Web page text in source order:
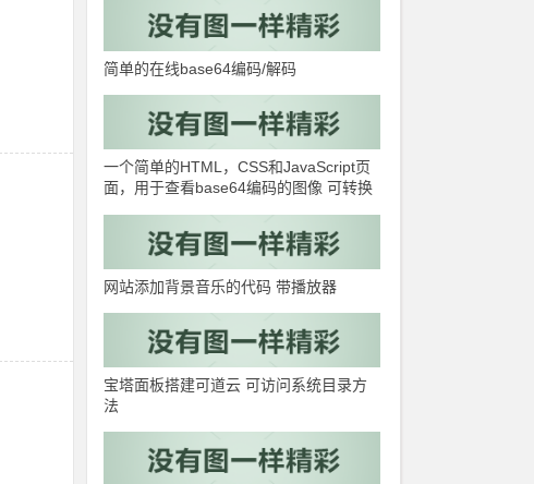
简单的在线base64编码/解码
一个简单的HTML，CSS和JavaScript页
面，用于查看base64编码的图像 可转换
网站添加背景音乐的代码 带播放器
宝塔面板搭建可道云 可访问系统目录方
法